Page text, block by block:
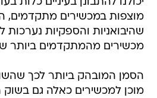
מוצפות במכשירים מתקדמים,
שהיבואניות והספקיות
מכשירים מהמתקדמים ביותר
הסמן המובהק ביותר לכך
מוכן למכשירים כאלה גם